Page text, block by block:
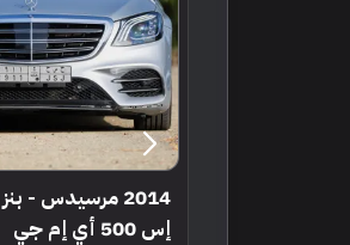
2014 مرسيدس - بنز
إس 500 أي إم جي